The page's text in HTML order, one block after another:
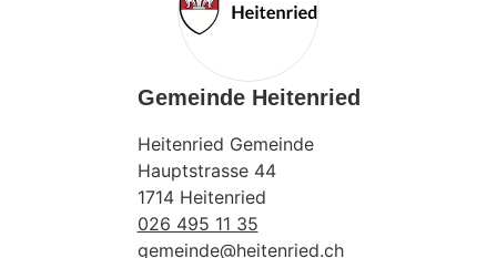
Gemeinde Heitenried
Heitenried Gemeinde
Hauptstrasse 44
1714 Heitenried
026 495 11 35
gemeinde@heitenried.ch